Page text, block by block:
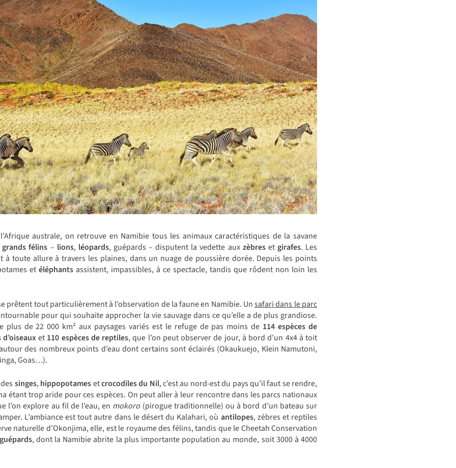
australe, on retrouve en Namibie tous les animaux caractéristiques de la savane
grands félins – lions, léopards, guépards – disputent la vedette aux zèbres et girafes. Les
à toute allure à travers les plaines, dans un nuage de poussière dorée. Depuis les points
et éléphants assistent, impassibles, à ce spectacle, tandis que rôdent non loin les
prêtent tout particulièrement à l’observation de la faune en Namibie. Unsafari dans le parc
pour qui souhaite approcher la vie sauvage dans ce qu’elle a de plus grandiose.
plus de 22 000 km² aux paysages variés est le refuge de pas moins de 114 espèces de
et 110 espèces de reptiles, que l’on peut observer de jour, à bord d’un 4x4 à toit
des nombreux points d’eau dont certains sont éclairés (Okaukuejo, Klein Namutoni,
Goas…).
singes,hippopotamesetcrocodiles du Nil, c’est au nord-est du pays qu’il faut se rendre,
étant trop aride pour ces espèces. On peut aller à leur rencontre dans les parcs nationaux
l’on explore au fil de l’eau, en mokoro (pirogue traditionnelle) ou à bord d’un bateau sur
L’ambiance est tout autre dans le désert du Kalahari, où antilopes, zèbres et reptiles
naturelle d’Okonjima, elle, est le royaume des félins, tandis que le Cheetah Conservation
, dont la Namibie abrite la plus importante population au monde, soit 3000 à 4000